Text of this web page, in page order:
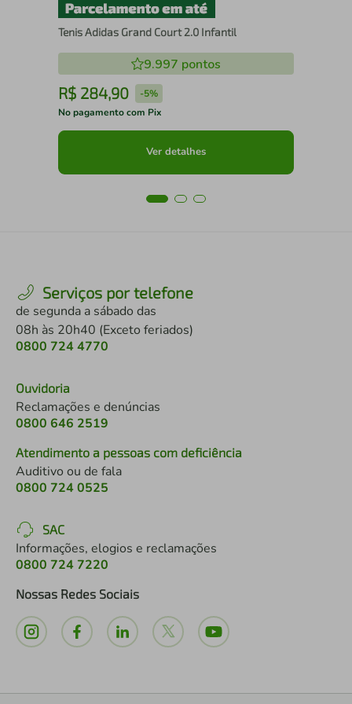
Tenis Adidas Grand Court 2.0 Infantil
9.997 pontos
R$ 284,90 -5%
No pagamento com Pix
Ver detalhes
Serviços por telefone
de segunda a sábado das
08h às 20h40 (Exceto feriados)
0800 724 4770
Ouvidoria
Reclamações e denúncias
0800 646 2519
Atendimento a pessoas com deficiência
Auditivo ou de fala
0800 724 0525
SAC
Informações, elogios e reclamações
0800 724 7220
Nossas Redes Sociais